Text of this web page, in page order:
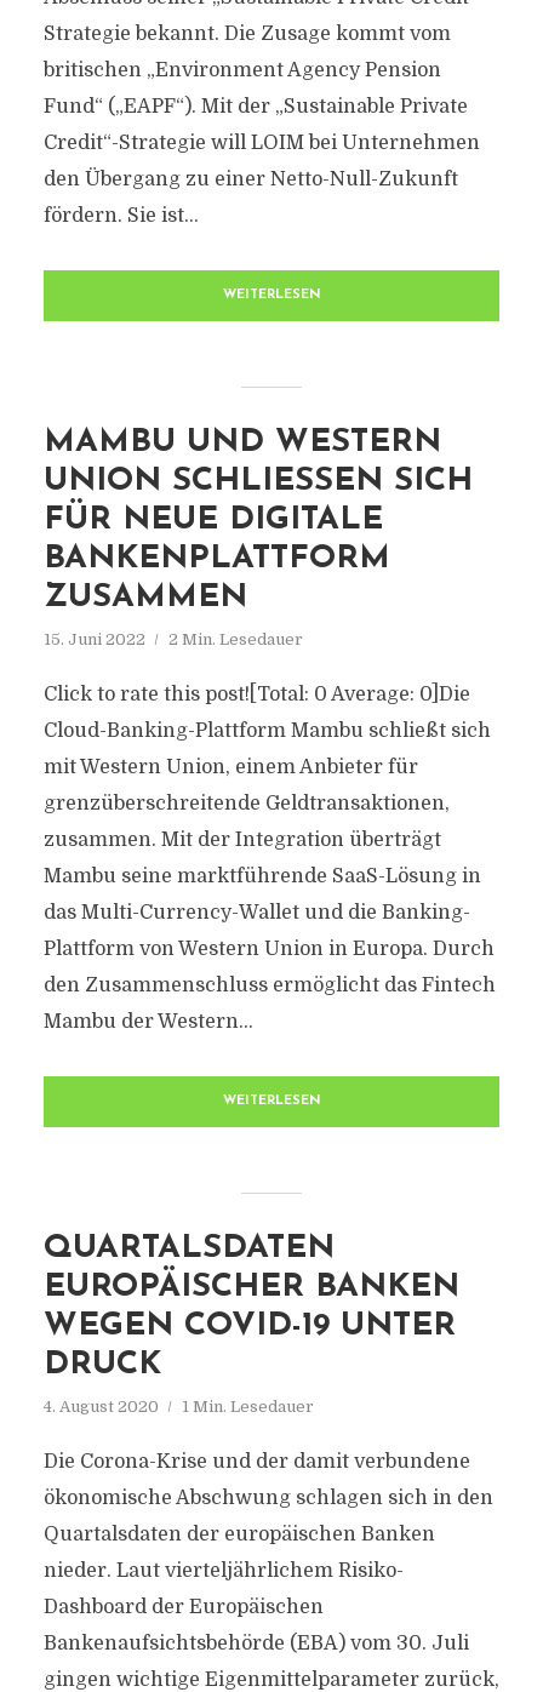
Strategie bekannt. Die Zusage kommt vom
britischen „Environment Agency Pension
Fund“ („EAPF“). Mit der „Sustainable Private
Credit“-Strategie will LOIM bei Unternehmen
den Übergang zu einer Netto-Null-Zukunft
fördern. Sie ist...
WEITERLESEN
MAMBU UND WESTERN
UNION SCHLIESSEN SICH F
ÜR NEUE DIGITALE B
ANKENPLATTFORM Z
USAMMEN
15. Juni 2022 2 Min. Lesedauer
Click to rate this post![Total: 0 Average: 0]Die
Cloud-Banking-Plattform Mambu schließt sich
mit Western Union, einem Anbieter für
grenzüberschreitende Geldtransaktionen,
zusammen. Mit der Integration überträgt
Mambu seine marktführende SaaS-Lösung in
das Multi-Currency-Wallet und die Banking-
Plattform von Western Union in Europa. Durch
den Zusammenschluss ermöglicht das Fintech
Mambu der Western...
WEITERLESEN
QUARTALSDATEN
EUROPÄISCHER BANKEN
WEGEN COVID-19 UNTER
DRUCK
4. August 2020 1 Min. Lesedauer
Die Corona-Krise und der damit verbundene
ökonomische Abschwung schlagen sich in den
Quartalsdaten der europäischen Banken
nieder. Laut vierteljährlichem Risiko-
Dashboard der Europäischen
Bankenaufsichtsbehörde (EBA) vom 30. Juli
gingen wichtige Eigenmittelparameter zurück,